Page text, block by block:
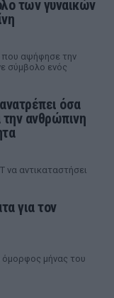
των γυναικών
αψήφησε την
σύμβολο ενός
όσα
την ανθρώπινη
να αντικαταστήσει
για τον
όμορφος μήνας του